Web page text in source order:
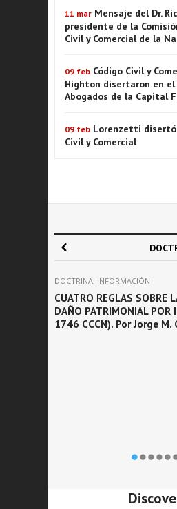
11 mar Mensaje del Dr.
presidente de la
Civil y Comercial de la
09 feb Código Civil y
Highton disertaron en el
Abogados de la Capital
09 feb Lorenzetti disertó
Civil y Comercial
DOCTRINA, INFORMACIÓN
CUATRO REGLAS SOBRE
DAÑO PATRIMONIAL POR
1746 CCCN). Por Jorge M.